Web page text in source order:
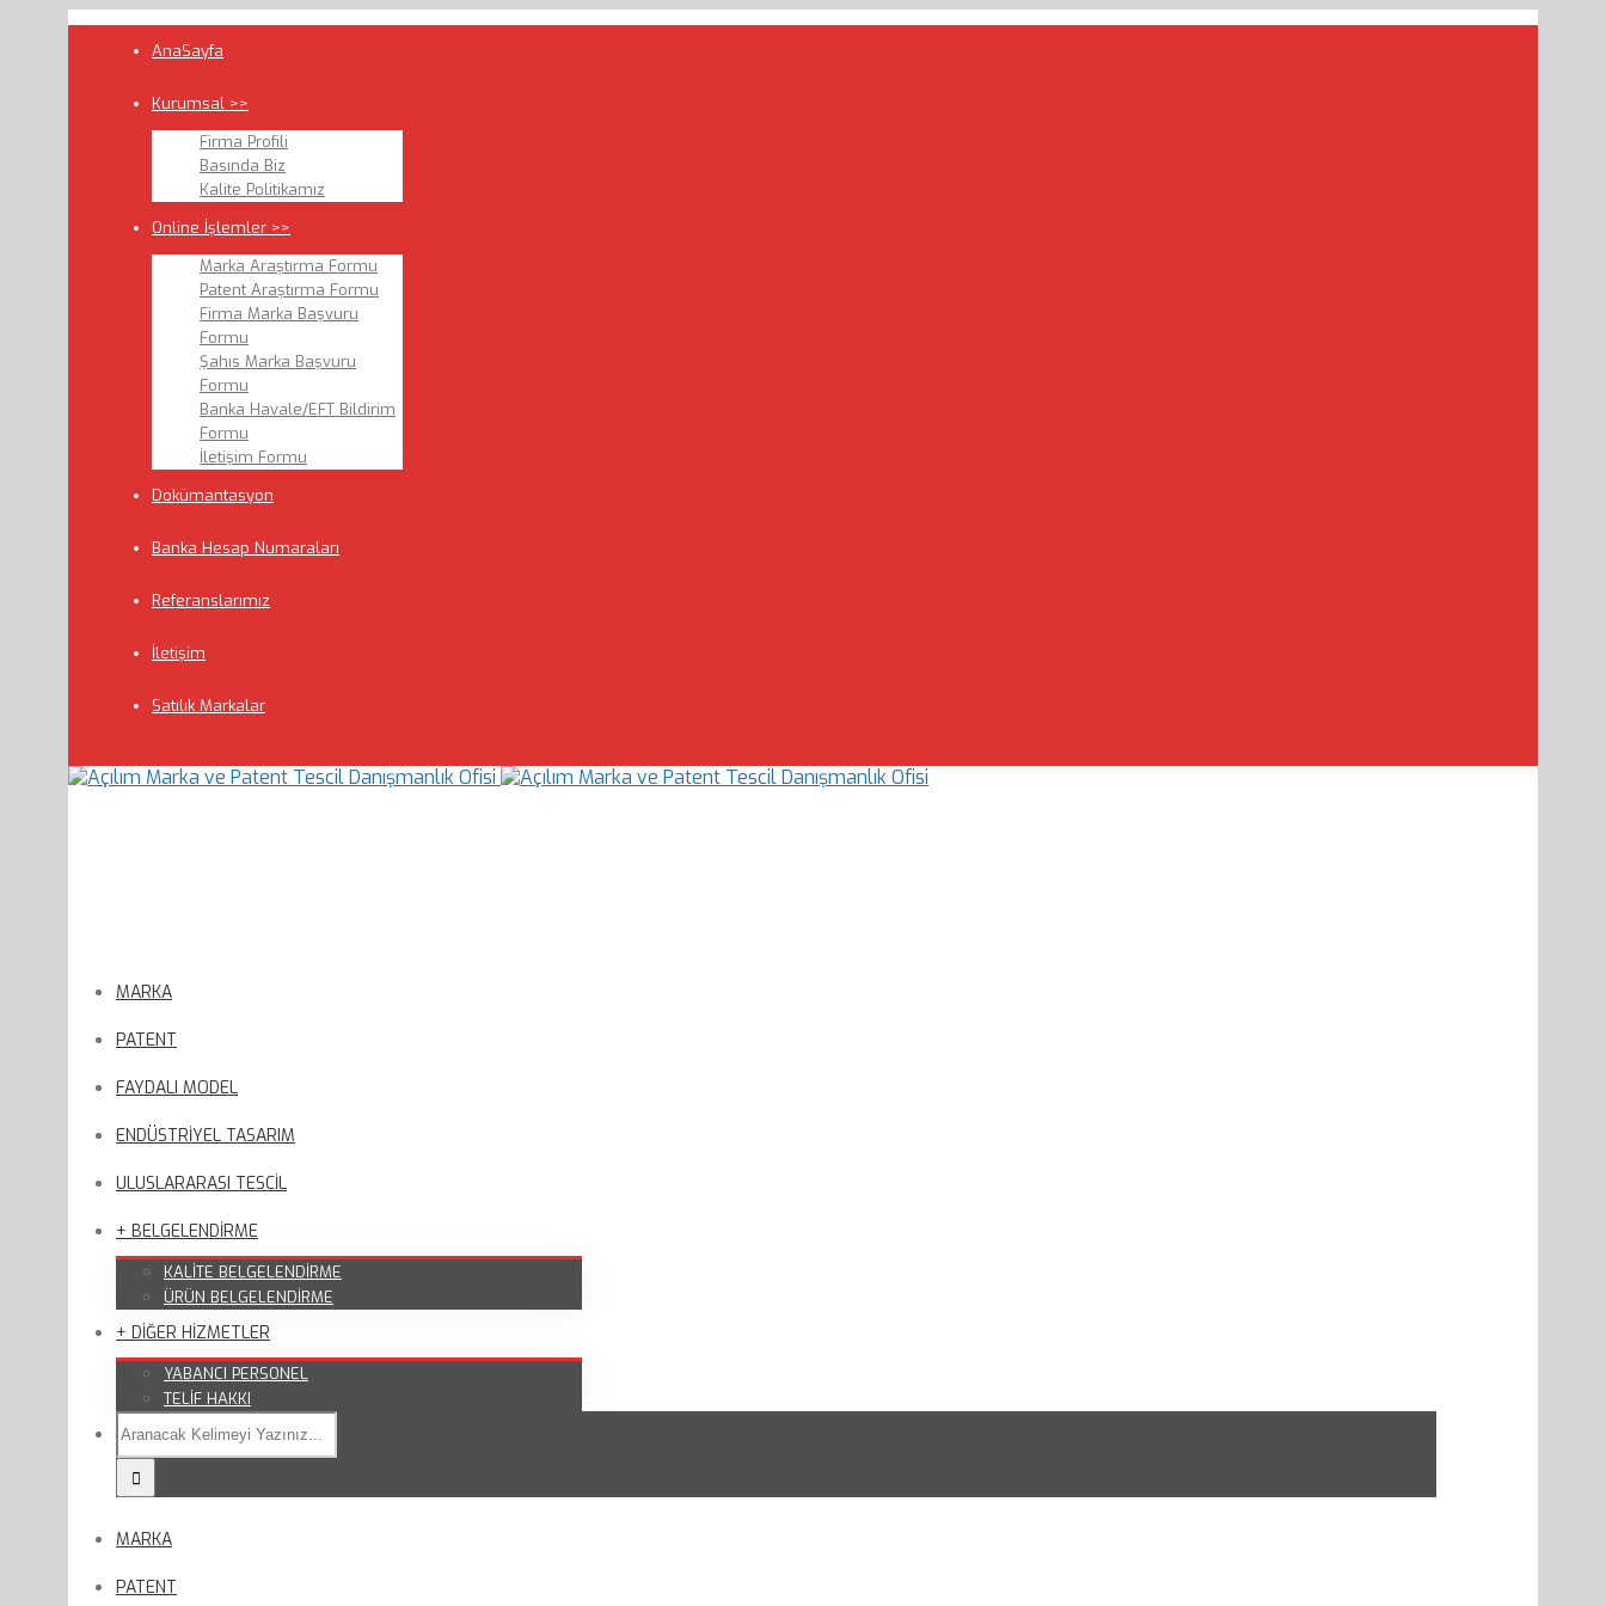
AnaSayfa
Kurumsal >>
Firma Profili
Basında Biz
Kalite Politikamız
Online İşlemler >>
Marka Araştırma Formu
Patent Araştırma Formu
Firma Marka Başvuru
Formu
Şahıs Marka Başvuru
Formu
Banka Havale/EFT Bildirim
Formu
İletişim Formu
Dokümantasyon
Banka Hesap Numaraları
Referanslarımız
İletişim
Satılık Markalar
MARKA
PATENT
FAYDALI MODEL
ENDÜSTRİYEL TASARIM
ULUSLARARASI TESCİL
+ BELGELENDİRME
KALİTE BELGELENDİRME
ÜRÜN BELGELENDİRME
+ DİĞER HİZMETLER
YABANCI PERSONEL
TELİF HAKKI
MARKA
PATENT